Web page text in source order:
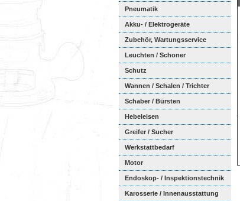
Pneumatik
Akku- / Elektrogeräte
Zubehör, Wartungsservice
Leuchten / Schoner
Schutz
Wannen / Schalen / Trichter
Schaber / Bürsten
Hebeleisen
Greifer / Sucher
Werkstattbedarf
Motor
Endoskop- / Inspektionstechnik
Karosserie / Innenausstattung